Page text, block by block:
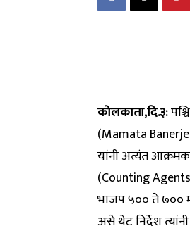
कोलकाता,दि.३:
(Mamata
यांनी अत्यंत
(Counting
भाजप ५०० ते ७००
असे थेट निर्देश